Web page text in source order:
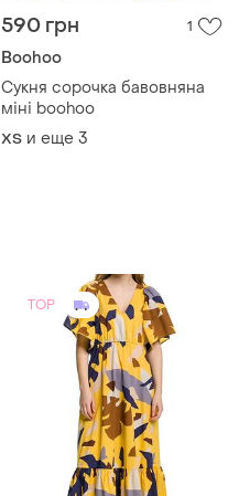
590 грн 1
Boohoo
Сукня сорочка бавовняна
міні boohoo
ХS и еще 3
TOP